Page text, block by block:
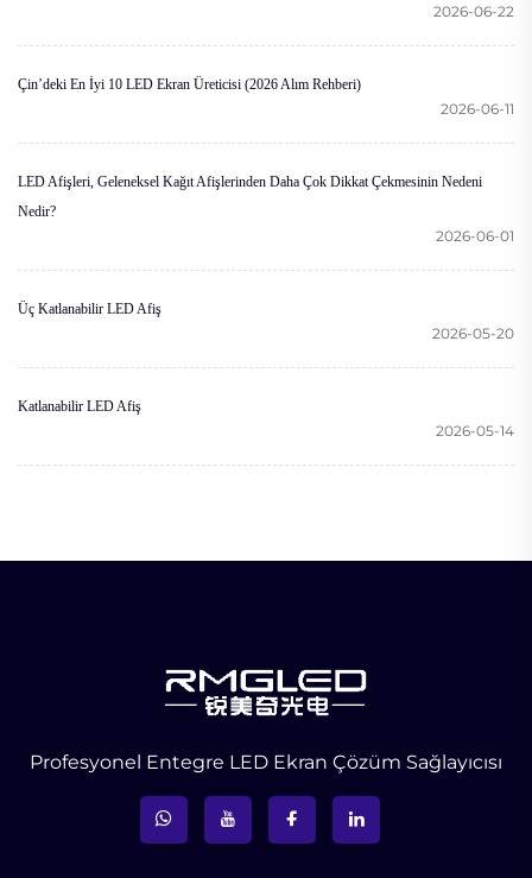
2026-06-22
Çin’deki En İyi 10 LED Ekran Üreticisi (2026 Alım Rehberi)
2026-06-11
LED Afişleri, Geleneksel Kağıt Afişlerinden Daha Çok Dikkat Çekmesinin Nedeni
Nedir?
2026-06-01
Üç Katlanabilir LED Afiş
2026-05-20
Katlanabilir LED Afiş
2026-05-14
Profesyonel Entegre LED Ekran Çözüm Sağlayıcısı